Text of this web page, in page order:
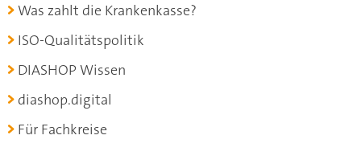
Was zahlt die Krankenkasse?
ISO-Qualitätspolitik
DIASHOP Wissen
diashop.digital
Für Fachkreise